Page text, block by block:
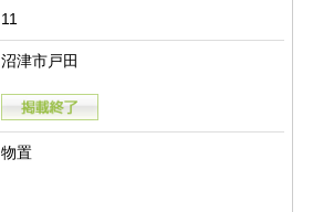
11
沼津市戸田
物置